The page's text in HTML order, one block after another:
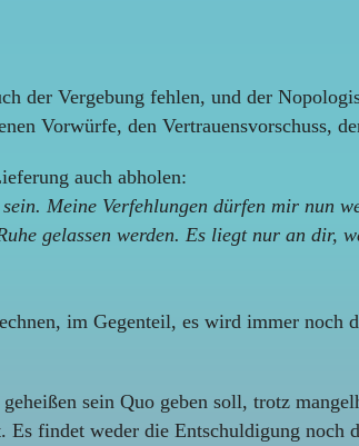
der Vergebung fehlen, und der
Vorwürfe, den Vertrauensvorschuss,
auch abholen:
Meine Verfehlungen dürfen mir nun
gelassen werden. Es liegt nur an dir,
im Gegenteil, es wird immer
sein Quo geben soll, trotz
findet weder die Entschuldigung